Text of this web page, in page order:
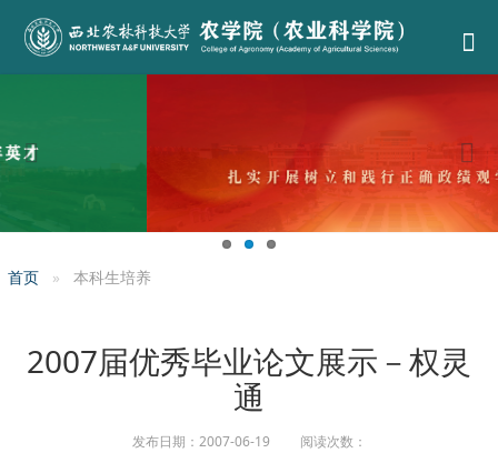
首页 本科生培养
2007届优秀毕业论文展示－权灵
通
发布日期：2007-06-19 阅读次数：